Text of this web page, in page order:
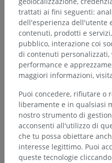
trattati ai fini seguenti:
dell'esperienza dell'utente
contenuti, prodotti e
pubblico, interazione coi
di contenuti personalizzati,
performance e
maggiori informazioni,
Puoi concedere, rifiutare o
liberamente e in qualsiasi
nostro strumento di
acconsenti all'utilizzo di
che tu possa obiettare
interesse legittimo. Puoi
queste tecnologie